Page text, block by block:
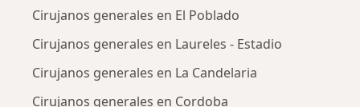
Cirujanos generales en El Poblado
Cirujanos generales en Laureles - Estadio
Cirujanos generales en La Candelaria
Cirujanos generales en Cordoba